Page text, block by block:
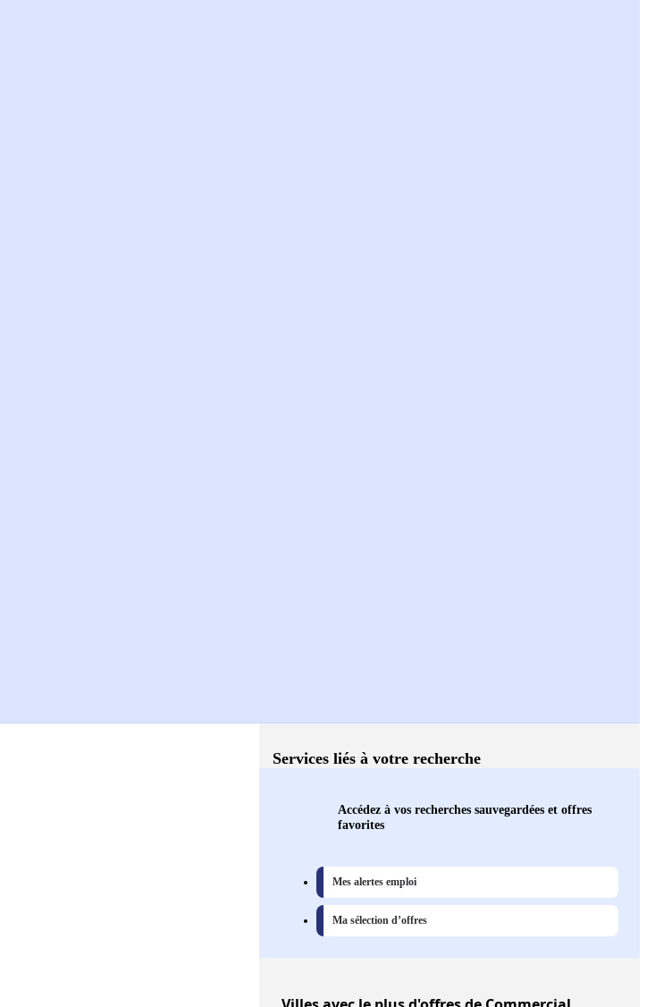
Services liés à votre recherche
Accédez à vos recherches sauvegardées et offres
favorites
Mes alertes emploi
Ma sélection d’offres